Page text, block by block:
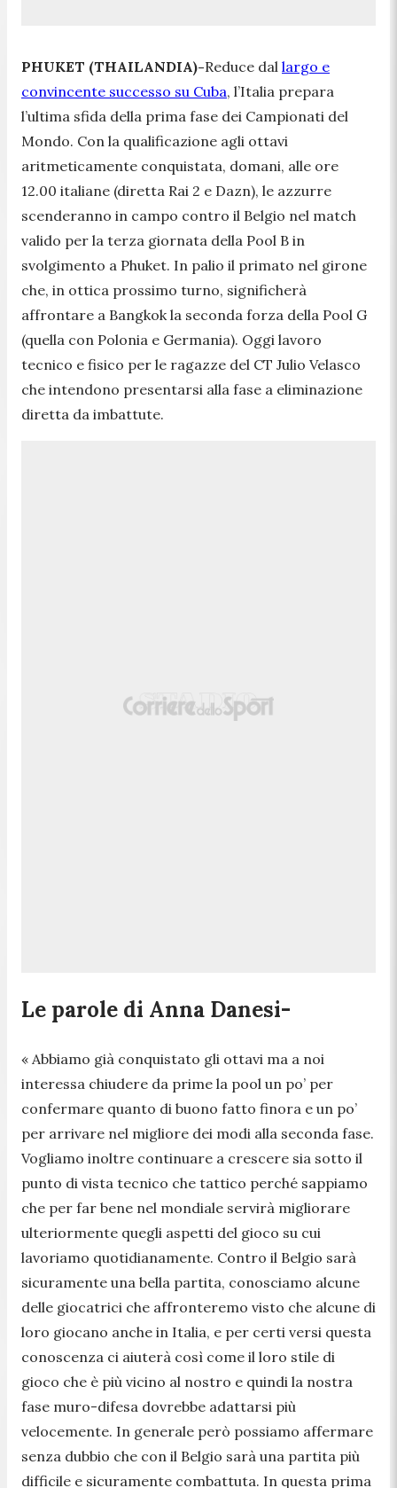
PHUKET (THAILANDIA)-Reduce dal largo e
convincente successo su Cuba, l’Italia prepara
l’ultima sfida della prima fase dei Campionati del
Mondo. Con la qualificazione agli ottavi
aritmeticamente conquistata, domani, alle ore
12.00 italiane (diretta Rai 2 e Dazn), le azzurre
scenderanno in campo contro il Belgio nel match
valido per la terza giornata della Pool B in
svolgimento a Phuket. In palio il primato nel girone
che, in ottica prossimo turno, significherà
affrontare a Bangkok la seconda forza della Pool G
(quella con Polonia e Germania). Oggi lavoro
tecnico e fisico per le ragazze del CT Julio Velasco
che intendono presentarsi alla fase a eliminazione
diretta da imbattute.
Le parole di Anna Danesi-
« Abbiamo già conquistato gli ottavi ma a noi
interessa chiudere da prime la pool un po’ per
confermare quanto di buono fatto finora e un po’
per arrivare nel migliore dei modi alla seconda fase.
Vogliamo inoltre continuare a crescere sia sotto il
punto di vista tecnico che tattico perché sappiamo
che per far bene nel mondiale servirà migliorare
ulteriormente quegli aspetti del gioco su cui
lavoriamo quotidianamente. Contro il Belgio sarà
sicuramente una bella partita, conosciamo alcune
delle giocatrici che affronteremo visto che alcune di
loro giocano anche in Italia, e per certi versi questa
conoscenza ci aiuterà così come il loro stile di
gioco che è più vicino al nostro e quindi la nostra
fase muro-difesa dovrebbe adattarsi più
velocemente. In generale però possiamo affermare
senza dubbio che con il Belgio sarà una partita più
difficile e sicuramente combattuta. In questa prima